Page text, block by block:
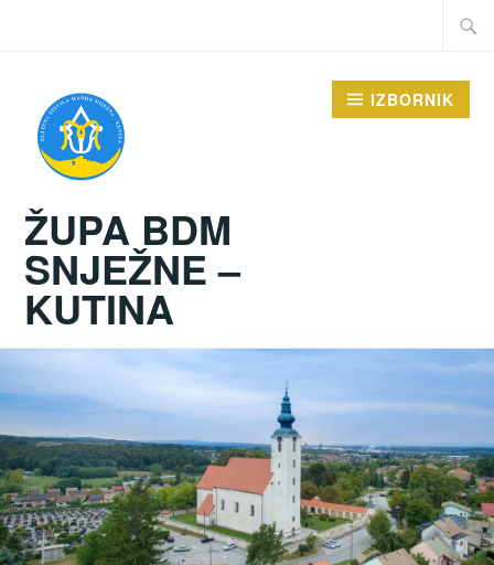
Traži:
ŽUPA BDM
SNJEŽNE –
KUTINA
IZBORNIK